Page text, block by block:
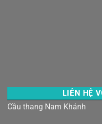
LIÊN HỆ
Cầu thang Nam Khánh